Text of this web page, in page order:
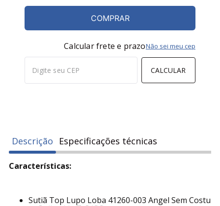
COMPRAR
Calcular frete e prazo
CALCULAR
Não sei meu cep
Descrição Especificações técnicas
Características:
Sutiã Top Lupo Loba 41260-003 Angel Sem Costu